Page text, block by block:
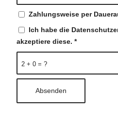
Zahlungsweise per
Ich habe die
akzeptiere diese. *
2 + 0 = ?